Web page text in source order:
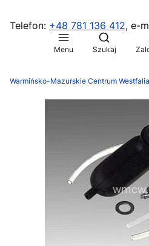
Telefon: +48 781 136 412, e-
Menu
Otwórz
Szukaj
Warmińsko-Mazurskie Centrum Westfalia